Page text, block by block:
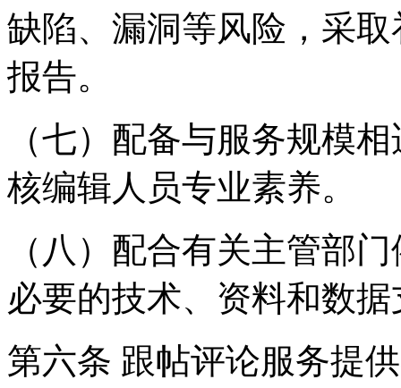
缺陷、漏洞等风险，采
报告。
（七）配备与服务规模
核编辑人员专业素养。
（八）配合有关主管部
必要的技术、资料和数
第六条 跟帖评论服务提